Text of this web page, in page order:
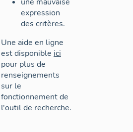
expression
des critères.
Une aide en ligne
est disponible ici
pour plus de
renseignements
sur le
fonctionnement de
l'outil de recherche.